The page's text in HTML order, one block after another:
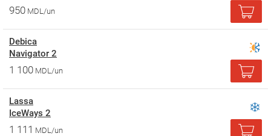
950 MDL/un
Debica
Navigator 2
1 100 MDL/un
Lassa
IceWays 2
1 111 MDL/un